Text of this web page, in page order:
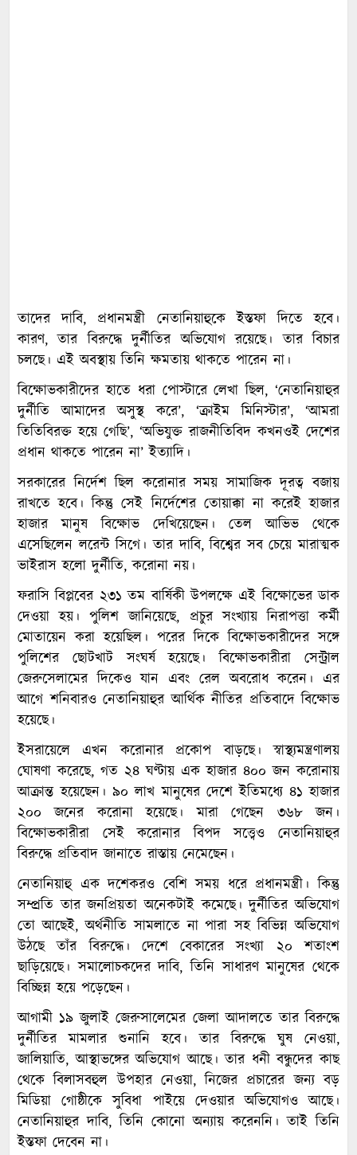
তাদের দাবি, প্রধানমন্ত্রী নেতানিয়াহুকে ইস্তফা দিতে হবে।
কারণ, তার বিরুদ্ধে দুর্নীতির অভিযোগ রয়েছে। তার বিচার
চলছে। এই অবস্থায় তিনি ক্ষমতায় থাকতে পারেন না।
বিক্ষোভকারীদের হাতে ধরা পোস্টারে লেখা ছিল, ‘নেতানিয়াহুর
দুর্নীতি আমাদের অসুস্থ করে’, ‘ক্রাইম মিনিস্টার’, ‘আমরা
তিতিবিরক্ত হয়ে গেছি’, ‘অভিযুক্ত রাজনীতিবিদ কখনওই দেশের
প্রধান থাকতে পারেন না’ ইত্যাদি।
সরকারের নির্দেশ ছিল করোনার সময় সামাজিক দূরত্ব বজায়
রাখতে হবে। কিন্তু সেই নির্দেশের তোয়াক্কা না করেই হাজার
হাজার মানুষ বিক্ষোভ দেখিয়েছেন। তেল আভিভ থেকে
এসেছিলেন লরেন্ট সিগে। তার দাবি, বিশ্বের সব চেয়ে মারাত্মক
ভাইরাস হলো দুর্নীতি, করোনা নয়।
ফরাসি বিপ্লবের ২৩১ তম বার্ষিকী উপলক্ষে এই বিক্ষোভের ডাক
দেওয়া হয়। পুলিশ জানিয়েছে, প্রচুর সংখ্যায় নিরাপত্তা কর্মী
মোতায়েন করা হয়েছিল। পরের দিকে বিক্ষোভকারীদের সঙ্গে
পুলিশের ছোটখাট সংঘর্ষ হয়েছে। বিক্ষোভকারীরা সেন্ট্রাল
জেরুসেলামের দিকেও যান এবং রেল অবরোধ করেন। এর
আগে শনিবারও নেতানিয়াহুর আর্থিক নীতির প্রতিবাদে বিক্ষোভ
হয়েছে।
ইসরায়েলে এখন করোনার প্রকোপ বাড়ছে। স্বাস্থ্যমন্ত্রণালয়
ঘোষণা করেছে, গত ২৪ ঘণ্টায় এক হাজার ৪০০ জন করোনায়
আক্রান্ত হয়েছেন। ৯০ লাখ মানুষের দেশে ইতিমধ্যে ৪১ হাজার
২০০ জনের করোনা হয়েছে। মারা গেছেন ৩৬৮ জন।
বিক্ষোভকারীরা সেই করোনার বিপদ সত্ত্বেও নেতানিয়াহুর
বিরুদ্ধে প্রতিবাদ জানাতে রাস্তায় নেমেছেন।
নেতানিয়াহু এক দশেকরও বেশি সময় ধরে প্রধানমন্ত্রী। কিন্তু
সম্প্রতি তার জনপ্রিয়তা অনেকটাই কমেছে। দুর্নীতির অভিযোগ
তো আছেই, অর্থনীতি সামলাতে না পারা সহ বিভিন্ন অভিযোগ
উঠছে তাঁর বিরুদ্ধে। দেশে বেকারের সংখ্যা ২০ শতাংশ
ছাড়িয়েছে। সমালোচকদের দাবি, তিনি সাধারণ মানুষের থেকে
বিচ্ছিন্ন হয়ে পড়েছেন।
আগামী ১৯ জুলাই জেরুসালেমের জেলা আদালতে তার বিরুদ্ধে
দুর্নীতির মামলার শুনানি হবে। তার বিরুদ্ধে ঘুষ নেওয়া,
জালিয়াতি, আস্থাভঙ্গের অভিযোগ আছে। তার ধনী বন্ধুদের কাছ
থেকে বিলাসবহুল উপহার নেওয়া, নিজের প্রচারের জন্য বড়
মিডিয়া গোষ্ঠীকে সুবিধা পাইয়ে দেওয়ার অভিযোগও আছে।
নেতানিয়াহুর দাবি, তিনি কোনো অন্যায় করেননি। তাই তিনি
ইস্তফা দেবেন না।